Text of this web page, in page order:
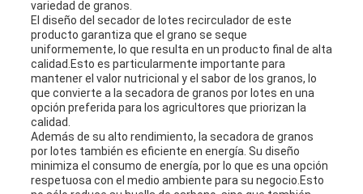
variedad de granos.
El diseño del secador de lotes recirculador de este
producto garantiza que el grano se seque
uniformemente, lo que resulta en un producto final de alta
calidad.Esto es particularmente importante para
mantener el valor nutricional y el sabor de los granos, lo
que convierte a la secadora de granos por lotes en una
opción preferida para los agricultores que priorizan la
calidad.
Además de su alto rendimiento, la secadora de granos
por lotes también es eficiente en energía. Su diseño
minimiza el consumo de energía, por lo que es una opción
respetuosa con el medio ambiente para su negocio.Esto